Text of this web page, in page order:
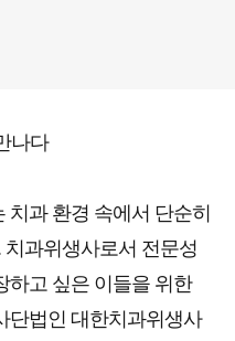
나다
치과 환경 속에서 단순히
과위생사로서 전문성
하고 싶은 이들을 위한
단법인 대한치과위생사